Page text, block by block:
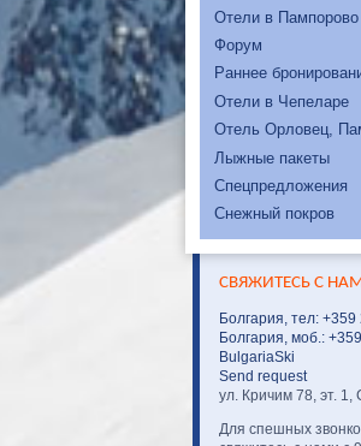
Отели в Пампорово
Форум
Раннее
Отели в Чепеларе
Отель Орловец,
Лыжные пакеты
Спецпредложения
Снежный покров
СВЯЖИТЕСЬ С
Болгария, тел: +359
Болгария, моб.:
BulgariaSki
Send request
ул. Кричим 78, эт.
Для спешных